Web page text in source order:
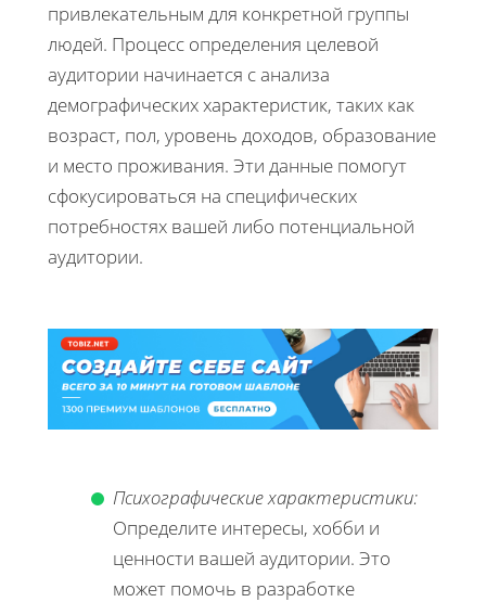
привлекательным для конкретной группы
людей. Процесс определения целевой
аудитории начинается с анализа
демографических характеристик, таких как
возраст, пол, уровень доходов, образование
и место проживания. Эти данные помогут
сфокусироваться на специфических
потребностях вашей либо потенциальной
аудитории.
Психографические характеристики:
Определите интересы, хобби и
ценности вашей аудитории. Это
может помочь в разработке